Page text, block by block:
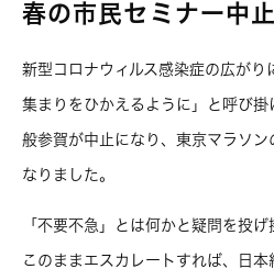
春の市民セミナー中止
新型コロナウィルス感染症の広がり
集まりをひかえるように」と呼び
般参賀が中止になり、東京マラソン
なりました。
「不要不急」とは何かと疑問を投げ
このままエスカレートすれば、日